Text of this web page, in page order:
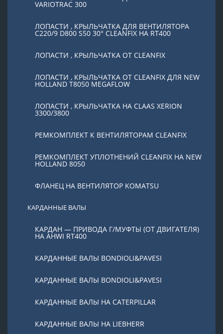
VARIOTRAC 300
ЛОПАСТИ , КРЫЛЬЧАТКА ДЛЯ ВЕНТИЛЯТОРА
C220/9 D800 S50 30° CLEANFIX НА RT400
ЛОПАСТИ , КРЫЛЬЧАТКА ОТ CLEANFIX
ЛОПАСТИ , КРЫЛЬЧАТКА ОТ CLEANFIX ДЛЯ NEW
HOLLAND T8050 MEGAFLOW
ЛОПАСТИ , КРЫЛЬЧАТКА НА CLAAS XERION
3300/3800
РЕМКОМПЛЕКТ К ВЕНТИЛЯТОРАМ CLEANFIX
РЕМКОМПЛЕКТ УПЛОТНЕНИЙ CLEANFIX НА NEW
HOLLAND 8050
ФЛАНЕЦ НА ВЕНТИЛЯТОР KOMATSU
КАРДАННЫЕ ВАЛЫ
КАРДАН — ПРИВОДА Г/МУФТЫ (ОТ ДВИГАТЕЛЯ)
НА AHWI RT400
КАРДАННЫЕ ВАЛЫ BONDIOLI&PAVESI
КАРДАННЫЕ ВАЛЫ BONDIOLI&PAVESI
КАРДАННЫЕ ВАЛЫ НА CATERPILLAR
КАРДАННЫЕ ВАЛЫ НА LIEBHERR